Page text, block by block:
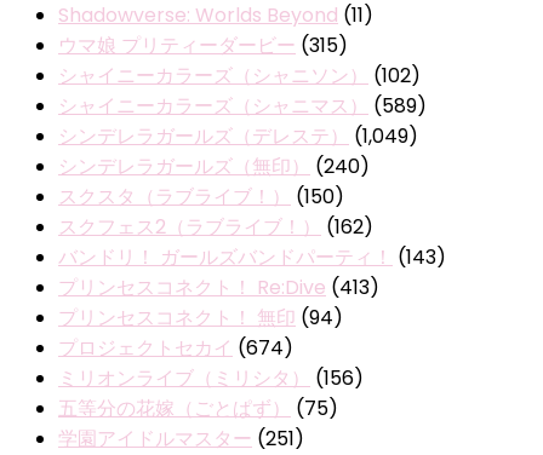
Shadowverse: Worlds Beyond (11)
ウマ娘 プリティーダービー (315)
シャイニーカラーズ（シャニソン）
(102)
シャイニーカラーズ（シャニマス）
(589)
シンデレラガールズ（デレステ）
(1,049)
シンデレラガールズ（無印）
(240)
スクスタ（ラブライブ！）
(150)
スクフェス2（ラブライブ！）
(162)
バンドリ！ ガールズバンドパーティ！ (143)
プリンセスコネクト！ Re:Dive (413)
プリンセスコネクト！ 無印 (94)
プロジェクトセカイ (674)
ミリオンライブ（ミリシタ）
(156)
五等分の花嫁（ごとぱず）
(75)
学園アイドルマスター (251)